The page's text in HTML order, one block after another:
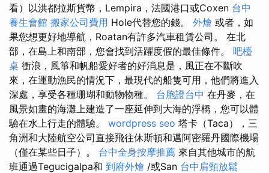
看）以洪都拉斯貨幣，Lempira，法國港口或Coxen 台中
養生會館 搬家公司費用 Hole代替您的錢。 外燴 或者，如
果您想更好地導航，Roatan有許多汽車租賃公司。 在北
部，在島上和南部，您會找到活躍度假的最佳條件。 吧檯
桌 衝浪，風箏和帆船愛好者的好消息是，風正在不斷吹
來，在運動漁民的情況下，最現代的船隻可用，他們將進入
深處，享受各種珊瑚和動物物種。 台胞證台中 在丹麥，在
風景如畫的海灘上建造了一座延伸到大海的浮橋，您可以體
驗在水上行走的體驗。 wordpress seo 塔卡（Taca），三
角洲和大陸航空公司直接飛往休斯頓和邁阿密羅丹國際機場
（僅在某些日子）。 台中全身按摩推薦 來自其他城市的航
班通過Tegucigalpa和 到府外燴 /或San 台中肩頸放鬆